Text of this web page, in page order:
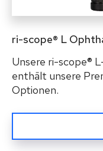
ri-scope® L
Unsere ri-scope®
enthält unsere
Optionen.